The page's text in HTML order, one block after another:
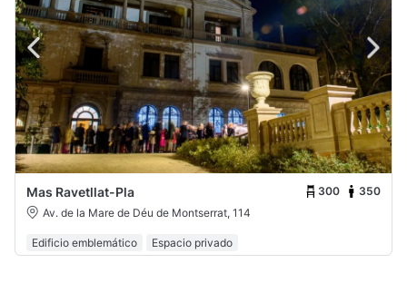
Mas Ravetllat-Pla 300
350
Av. de la Mare de Déu de Montserrat, 114
Edificio emblemático Espacio privado